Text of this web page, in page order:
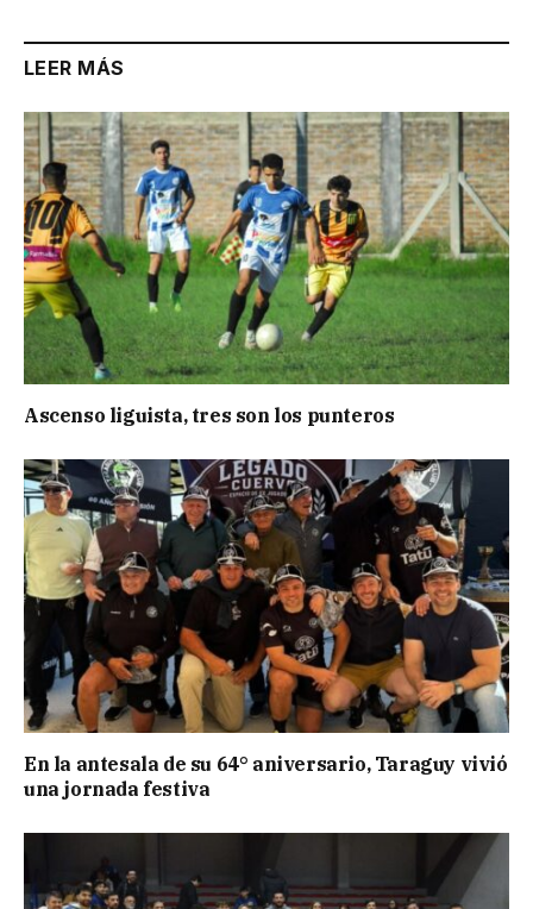
LEER MÁS
Ascenso liguista, tres son los punteros
En la antesala de su 64° aniversario, Taraguy vivió
una jornada festiva